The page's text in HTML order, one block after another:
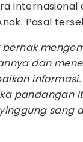
internasional
Pasal
berhak
dan
pandangan
sang